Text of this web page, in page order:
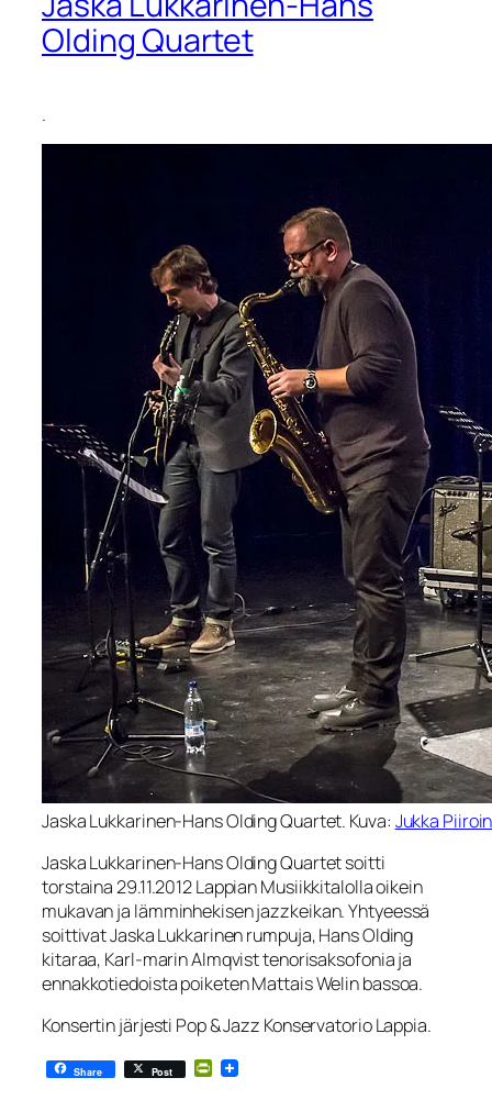
Olding Quartet
.
Jaska Lukkarinen-Hans Olding Quartet. Kuva: Jukka
Jaska Lukkarinen-Hans Olding Quartet soitti
torstaina 29.11.2012 Lappian Musiikkitalolla oikein
mukavan ja lämminhekisen jazzkeikan. Yhtyeessä
soittivat Jaska Lukkarinen rumpuja, Hans Olding
kitaraa, Karl-marin Almqvist tenorisaksofonia ja
ennakkotiedoista poiketen Mattais Welin bassoa.
Konsertin järjesti Pop & Jazz Konservatorio Lappia.
Share Post PrintFriendly